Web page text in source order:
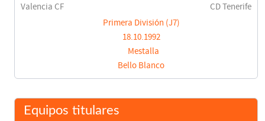
Valencia CF
CD Tenerife
Primera División (J7)
18.10.1992
Mestalla
Bello Blanco
Equipos titulares